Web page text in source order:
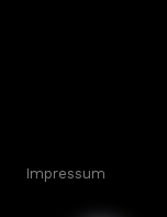
Impressum